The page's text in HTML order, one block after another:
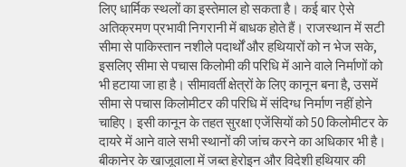
लिए धार्मिक स्थलों का इस्तेमाल हो सकता है। कई बार ऐसे
अतिक्रमण प्रभावी निगरानी में बाधक होते हैं। राजस्थान में सटी
सीमा से पाकिस्तान नशीले पदार्थों और हथियारों को न भेज सके,
इसलिए सीमा से पचास किलोमी की परिधि में आने वाले निर्माणों को
भी हटाया जा हा है। सीमावर्ती क्षेत्रों के लिए कानून बना है, उसमें
सीमा से पचास किलोमीटर की परिधि में संदिग्ध निर्माण नहीं होने
चाहिए। इसी कानून के तहत सुरक्षा एजेंसियों को 50 किलोमीटर के
दायरे में आने वाले सभी स्थानों की जांच करने का अधिकार भी है।
बीकानेर के खाजूवाला में जब्त हेरोइन और विदेशी हथियार की